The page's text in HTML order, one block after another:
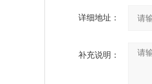
详细地址：
补充说明：